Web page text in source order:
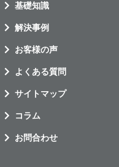
基礎知識
解決事例
お客様の声
よくある質問
サイトマップ
コラム
お問合わせ